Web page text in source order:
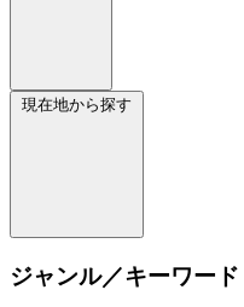
現在地から探す
ジャンル／キーワード